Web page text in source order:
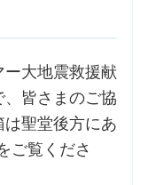
大地震救援献
皆さまのご協
聖堂後方にあ
ご覧くださ